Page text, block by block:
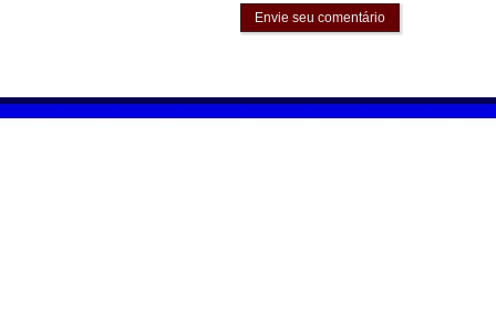
Envie seu comentário